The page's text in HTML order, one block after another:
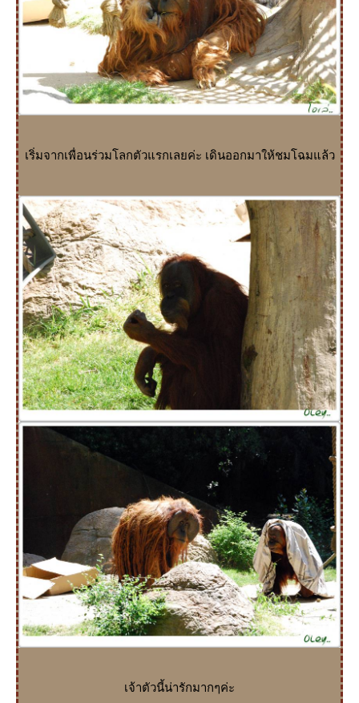
เริ่มจากเพื่อนร่วมโลกตัวแรกเลยค่ะ เดินออกมาให้ชมโฉมแล้ว
เจ้าตัวนี้น่ารักมากๆค่ะ